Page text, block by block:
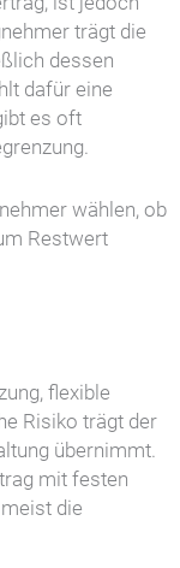
trägt die
dessen
dafür eine
es oft
wählen, ob
Restwert
flexible
Risiko trägt der
übernimmt.
mit festen
die